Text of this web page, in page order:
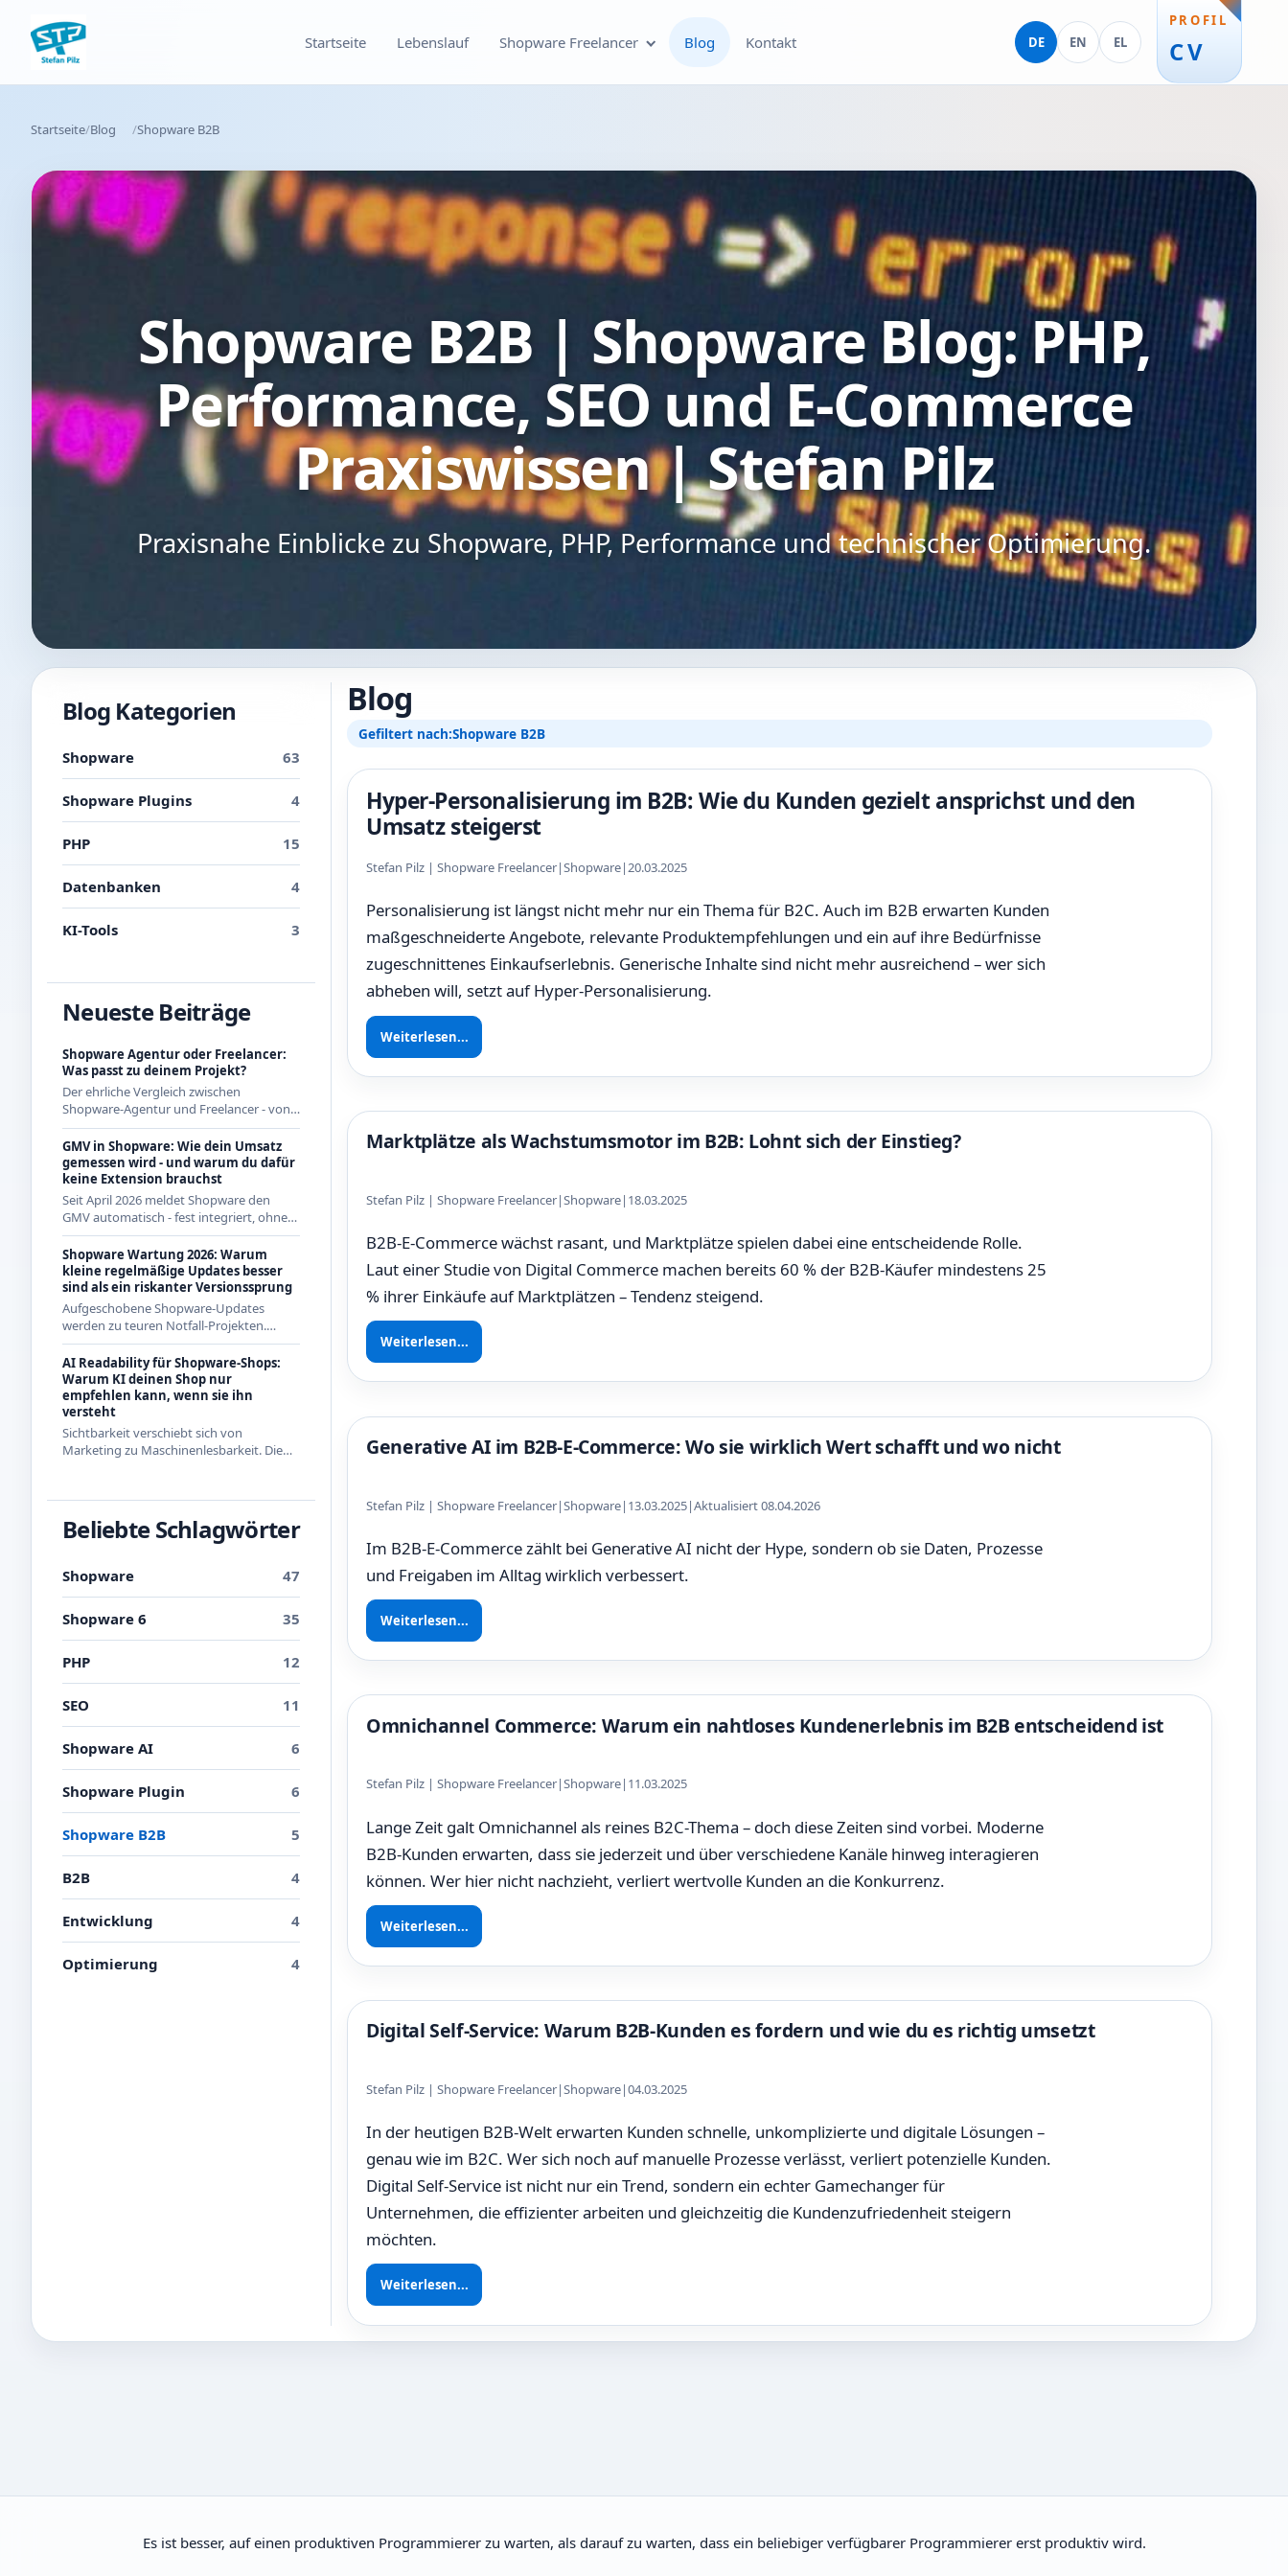
Startseite Lebenslauf Shopware Freelancer
Shopware Theme-
Entwicklung & Theme-
Anpassungen
Shopware SEO und
technische On-Page-
Optimierung
Kompletter Shopware 6
Shop-Aufbau
Shopware Migration
& Wartung – Schalte deinen
Preise & Stundensatz
Blog Kontakt DE
Deutsch
EN
English
EL
Ελληνικά
PROFIL
CV
Startseite Blog Shopware B2B
Shopware B2B | Shopware Blog: PHP,
Performance, SEO und E-Commerce
Praxiswissen | Stefan Pilz
Praxisnahe Einblicke zu Shopware, PHP, Performance und technischer Optimierung.
Blog Kategorien
Shopware 63
Shopware Plugins 4
PHP 15
Datenbanken 4
KI-Tools 3
Neueste Beiträge
Shopware Agentur oder Freelancer:
Was passt zu deinem Projekt?
Der ehrliche Vergleich zwischen
Shopware-Agentur und Freelancer - von
jemandem, der als Freelancer regelmäßig
mit Agenturen zusammenarbeitet und
beide Seiten kennt.
GMV in Shopware: Wie dein Umsatz
gemessen wird - und warum du dafür
keine Extension brauchst
Seit April 2026 meldet Shopware den
GMV automatisch - fest integriert, ohne
App aus dem Store. Wie die Berechnung
genau funktioniert und was das für CE-
Händler bedeutet.
Shopware Wartung 2026: Warum
kleine regelmäßige Updates besser
sind als ein riskanter Versionssprung
Aufgeschobene Shopware-Updates
werden zu teuren Notfall-Projekten.
Warum regelmäßige kleine Updates 2026
die wirtschaftlichere Strategie sind - mit
Beispielen aus den letzten Releases.
AI Readability für Shopware-Shops:
Warum KI deinen Shop nur
empfehlen kann, wenn sie ihn
versteht
Sichtbarkeit verschiebt sich von
Marketing zu Maschinenlesbarkeit. Die
kannst.
Beliebte Schlagwörter
Shopware 47
Shopware 6 35
PHP 12
SEO 11
Shopware AI 6
Shopware Plugin 6
Shopware B2B 5
B2B 4
Entwicklung 4
Optimierung 4
Blog
Gefiltert nach:Shopware B2B
Hyper-Personalisierung im B2B: Wie du Kunden gezielt ansprichst und den
Umsatz steigerst
Stefan Pilz | Shopware Freelancer|Shopware|20.03.2025
Personalisierung ist längst nicht mehr nur ein Thema für B2C. Auch im B2B erwarten Kunden
maßgeschneiderte Angebote, relevante Produktempfehlungen und ein auf ihre Bedürfnisse
zugeschnittenes Einkaufserlebnis. Generische Inhalte sind nicht mehr ausreichend – wer sich
abheben will, setzt auf Hyper-Personalisierung.
Weiterlesen...
Marktplätze als Wachstumsmotor im B2B: Lohnt sich der Einstieg?
Stefan Pilz | Shopware Freelancer|Shopware| 18.03.2025
B2B-E-Commerce wächst rasant, und Marktplätze spielen dabei eine entscheidende Rolle.
Laut einer Studie von Digital Commerce machen bereits 60 % der B2B-Käufer mindestens 25
% ihrer Einkäufe auf Marktplätzen – Tendenz steigend.
Weiterlesen...
Generative AI im B2B-E-Commerce: Wo sie wirklich Wert schafft und wo nicht
Stefan Pilz | Shopware Freelancer|Shopware| 13.03.2025|Aktualisiert 08.04.2026
Im B2B-E-Commerce zählt bei Generative AI nicht der Hype, sondern ob sie Daten, Prozesse
und Freigaben im Alltag wirklich verbessert.
Weiterlesen...
Omnichannel Commerce: Warum ein nahtloses Kundenerlebnis im B2B entscheidend ist
Stefan Pilz | Shopware Freelancer|Shopware| 11.03.2025
Lange Zeit galt Omnichannel als reines B2C-Thema – doch diese Zeiten sind vorbei. Moderne
B2B-Kunden erwarten, dass sie jederzeit und über verschiedene Kanäle hinweg interagieren
können. Wer hier nicht nachzieht, verliert wertvolle Kunden an die Konkurrenz.
Weiterlesen...
Digital Self-Service: Warum B2B-Kunden es fordern und wie du es richtig umsetzt
Stefan Pilz | Shopware Freelancer|Shopware|04.03.2025
In der heutigen B2B-Welt erwarten Kunden schnelle, unkomplizierte und digitale Lösungen –
genau wie im B2C. Wer sich noch auf manuelle Prozesse verlässt, verliert potenzielle Kunden.
Digital Self-Service ist nicht nur ein Trend, sondern ein echter Gamechanger für
Unternehmen, die effizienter arbeiten und gleichzeitig die Kundenzufriedenheit steigern
möchten.
Weiterlesen...
Es ist besser, auf einen produktiven Programmierer zu warten, als darauf zu warten, dass ein beliebiger verfügbarer Programmierer erst produktiv wird.